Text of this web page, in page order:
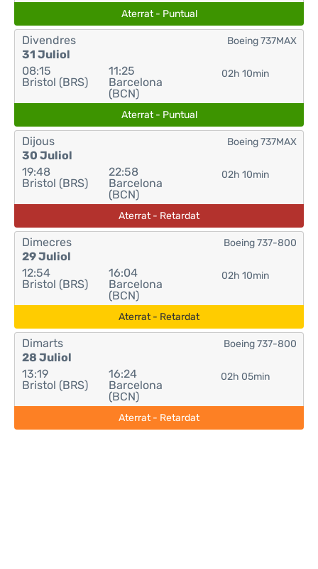
Aterrat - Puntual
Divendres
31 Juliol
08:15
Bristol (BRS)
11:25
Barcelona
(BCN)
02h 10min
Boeing 737MAX
Aterrat - Puntual
Dijous
30 Juliol
19:48
Bristol (BRS)
22:58
Barcelona
(BCN)
02h 10min
Boeing 737MAX
Aterrat - Retardat
Dimecres
29 Juliol
12:54
Bristol (BRS)
16:04
Barcelona
(BCN)
02h 10min
Boeing 737-800
Aterrat - Retardat
Dimarts
28 Juliol
13:19
Bristol (BRS)
16:24
Barcelona
(BCN)
02h 05min
Boeing 737-800
Aterrat - Retardat